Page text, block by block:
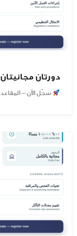
دورتان مجانيتان – من 30 يونيو إلى
سجّل الآن –